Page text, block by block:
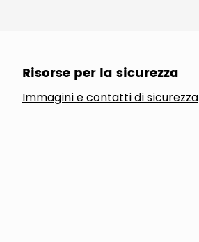
Risorse per la sicurezza
Immagini e contatti di sicurezza